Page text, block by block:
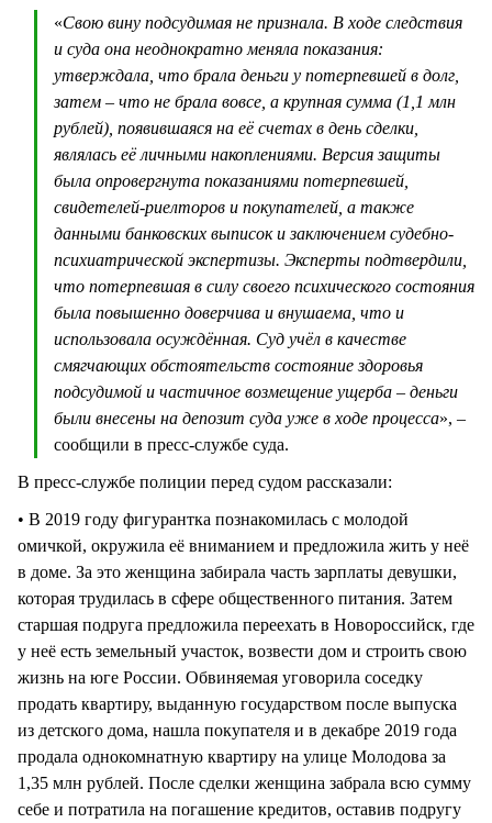
«Свою вину подсудимая не признала. В ходе следствия
и суда она неоднократно меняла показания:
утверждала, что брала деньги у потерпевшей в долг,
затем – что не брала вовсе, а крупная сумма (1,1 млн
рублей), появившаяся на её счетах в день сделки,
являлась её личными накоплениями. Версия защиты
была опровергнута показаниями потерпевшей,
свидетелей-риелторов и покупателей, а также
данными банковских выписок и заключением судебно-
психиатрической экспертизы. Эксперты подтвердили,
что потерпевшая в силу своего психического состояния
была повышенно доверчива и внушаема, что и
использовала осуждённая. Суд учёл в качестве
смягчающих обстоятельств состояние здоровья
подсудимой и частичное возмещение ущерба – деньги
были внесены на депозит суда уже в ходе процесса», –
сообщили в пресс-службе суда.
В пресс-службе полиции перед судом рассказали:
• В 2019 году фигурантка познакомилась с молодой
омичкой, окружила её вниманием и предложила жить у неё
в доме. За это женщина забирала часть зарплаты девушки,
которая трудилась в сфере общественного питания. Затем
старшая подруга предложила переехать в Новороссийск, где
у неё есть земельный участок, возвести дом и строить свою
жизнь на юге России. Обвиняемая уговорила соседку
продать квартиру, выданную государством после выпуска
из детского дома, нашла покупателя и в декабре 2019 года
продала однокомнатную квартиру на улице Молодова за
1,35 млн рублей. После сделки женщина забрала всю сумму
себе и потратила на погашение кредитов, оставив подругу